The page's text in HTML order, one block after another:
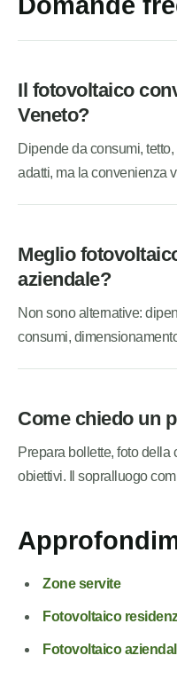
Il fotovoltaico
Veneto?
Dipende da consumi,
adatti, ma la convenienza
Meglio
aziendale?
Non sono alternative:
consumi,
Come chiedo un
Prepara bollette, foto della
obiettivi. Il sopralluogo
Zone servite
Fotovoltaico
Fotovoltaico